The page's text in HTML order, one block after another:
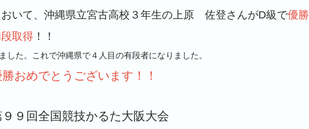
いて、沖縄県立宮古高校３年生の上原 佐登さんがD級で優勝
取得 ！！
した。これで沖縄県で４人目の有段者になりました。
おめでとうございます！！
９９回全国競技かるた大阪大会